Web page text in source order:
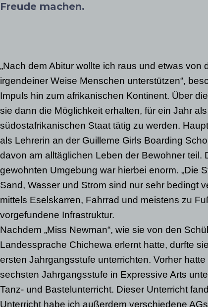
Freude machen.
„Nach dem Abitur wollte ich raus und etwas von
irgendeiner Weise Menschen unterstützen“,
Impuls hin zum afrikanischen Kontinent. Über
sie dann die Möglichkeit erhalten, für ein Jahr
südostafrikanischen Staat tätig zu werden.
als Lehrerin an der Guilleme Girls Boarding
davon am alltäglichen Leben der Bewohner teil.
gewohnten Umgebung war hierbei enorm. „Die
Sand, Wasser und Strom sind nur sehr bedingt
mittels Eselskarren, Fahrrad und meistens zu
vorgefundene Infrastruktur.
Nachdem „Miss Newman“, wie sie von den
Landessprache Chichewa erlernt hatte, durfte
ersten Jahrgangsstufe unterrichten. Vorher
sechsten Jahrgangsstufe in Expressive Arts
Tanz- und Bastelunterricht. Dieser Unterricht
Unterricht habe ich außerdem verschiedene